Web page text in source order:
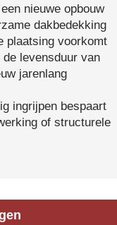
nieuwe opbouw
dakbedekking
plaatsing voorkomt
levensduur van
jarenlang
ingrijpen bespaart
of structurele